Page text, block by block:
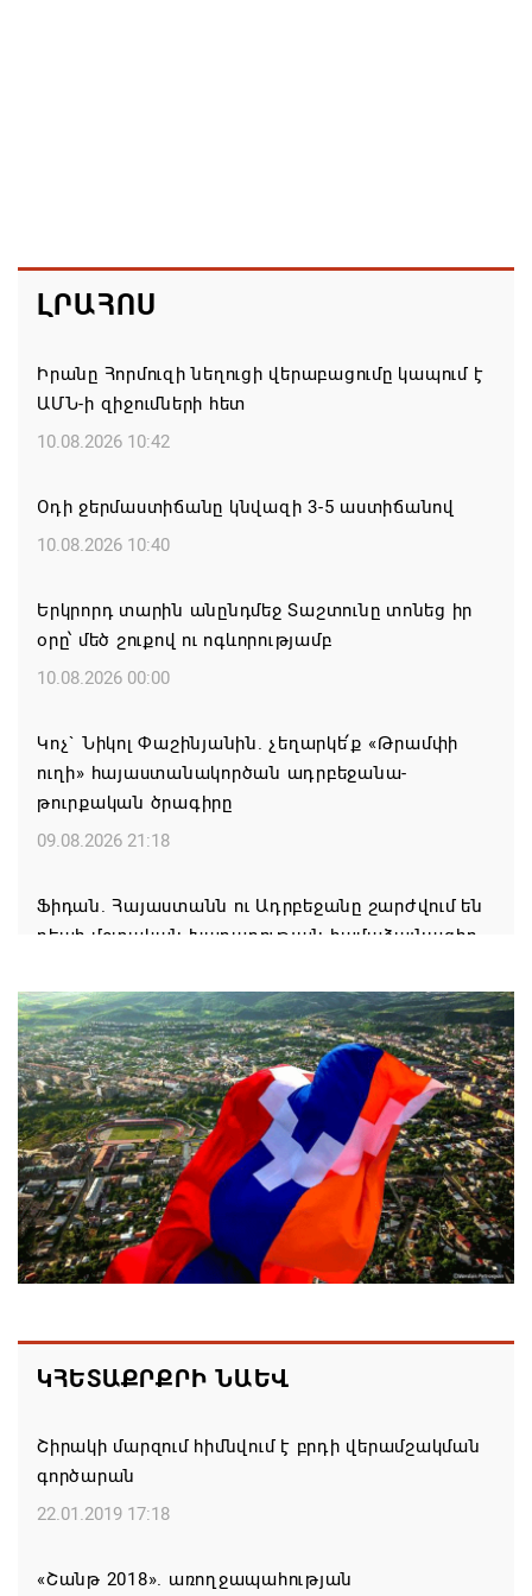
ԼՐԱՀՈՍ
Իրանը Հորմուզի նեղուցի վերաբացումը կապում է
ԱՄՆ-ի զիջումների հետ
10.08.2026 10:42
Օդի ջերմաստիճանը կնվազի 3-5 աստիճանով
10.08.2026 10:40
Երկրորդ տարին անընդմեջ Տաշտունը տոնեց իր
օրը՝ մեծ շուքով ու ոգևորությամբ
10.08.2026 00:00
Կոչ` Նիկոլ Փաշինյանին. չեղարկե՛ք «Թրամփի
ուղի» հայաստանակործան ադրբեջանա-
թուրքական ծրագիրը
09.08.2026 21:18
Ֆիդան. Հայաստանն ու Ադրբեջանը շարժվում են
դեպի մշտական խաղաղության համաձայնագիր
Սիսիան համայնքի ղեկավար Հովսեփ Առաքելյանի
շնորհավորական ուղերձը Շինարարի
մասնագիտական օրվա կապակցությամբ
09.08.2026 16:37
Քաջարանցի ուսանողները ճանաչողական այց
կատարեցին Զանգեզուրի պղնձամոլիբդենային
կոմբինատի հանքավայր
Մեղրի համայնքի ղեկավար Խաչատուր
Անդրեասյանի ուղերձը Շինարարի օրվա առթիվ
Փարամազյանի ուղերձը` Շինարարի
ԿՀԵՏԱՔՐՔՐԻ ՆԱԵՎ
Շիրակի մարզում հիմնվում է բրդի վերամշակման
գործարան
22.01.2019 17:18
«Շանթ 2018». առողջապահության